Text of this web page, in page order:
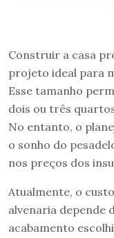
Construir a casa
projeto ideal para
Esse tamanho
dois ou três
No entanto, o
o sonho do
nos preços dos
Atualmente, o
alvenaria depende
acabamento